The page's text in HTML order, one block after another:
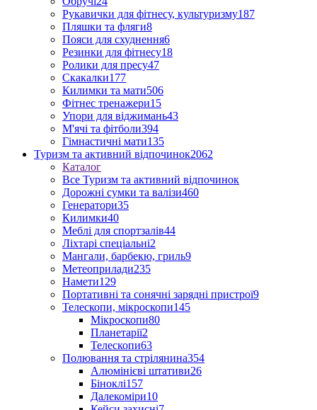
Рукавички для фітнесу, культуризму187
Пляшки та фляги8
Пояси для схуднення6
Резинки для фітнесу18
Ролики для пресу47
Скакалки177
Килимки та мати506
Фітнес тренажери15
Упори для віджимань43
М'ячі та фітболи394
Гімнастичні мати135
Туризм та активний відпочинок2062
Каталог
Все Туризм та активний відпочинок
Дорожні сумки та валізи460
Генератори35
Килимки40
Меблі для спортзалів44
Ліхтарі спеціальні2
Мангали, барбекю, гриль9
Метеоприлади235
Намети129
Портативні та сонячні зарядні пристрої9
Телескопи, мікроскопи145
Мікроскопи80
Планетарії2
Телескопи63
Полювання та стрілянина354
Алюмінієві штативи26
Біноклі157
Далекоміри10